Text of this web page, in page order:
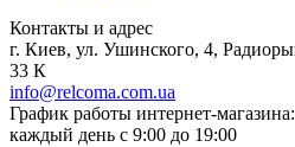
Контакты и адрес
г. Киев, ул. Ушинского, 4,
33 К
info@relcoma.com.ua
График работы интернет-магазина:
каждый день с 9:00 до 19:00